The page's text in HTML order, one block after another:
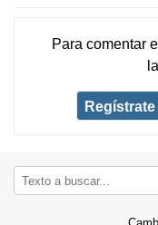
Para comentar